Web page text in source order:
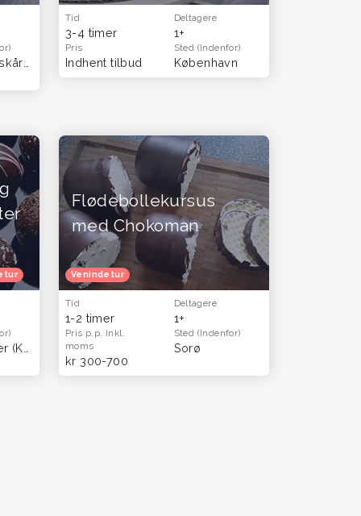
Tid
3-4 timer
Deltagere
1+
Pris
Indhent tilbud
Sted (Indenfor)
København
Flødebollekursus
med Chokoman
Venindetur
Tid
1-2 timer
Deltagere
1+
Pris p.p. Inkl.
moms
kr 300-700
Sted (Indenfor)
Sorø